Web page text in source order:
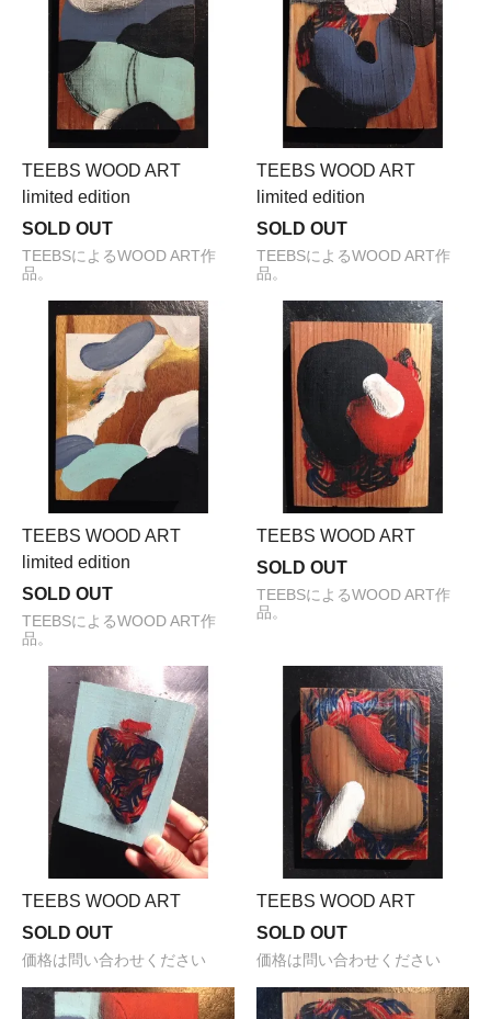
TEEBS WOOD ART
limited edition
SOLD OUT
TEEBSによるWOOD ART作
品。
TEEBS WOOD ART
limited edition
SOLD OUT
TEEBSによるWOOD ART作
品。
TEEBS WOOD ART
limited edition
SOLD OUT
TEEBSによるWOOD ART作
品。
TEEBS WOOD ART
SOLD OUT
TEEBSによるWOOD ART作
品。
TEEBS WOOD ART
SOLD OUT
価格は問い合わせください
TEEBS WOOD ART
SOLD OUT
価格は問い合わせください